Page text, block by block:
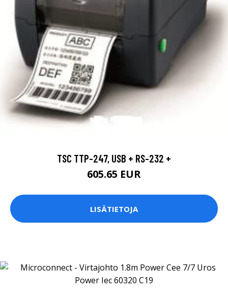
TSC TTP-247, USB + RS-232 +
605.65 EUR
LISÄTIETOJA